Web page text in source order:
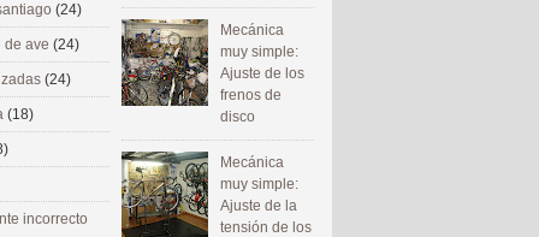
Mecánica
muy simple:
Ajuste de los
frenos de
disco
Mecánica
muy simple:
Ajuste de la
tensión de los
(24)
de ave (24)
(24)
(18)
incorrecto